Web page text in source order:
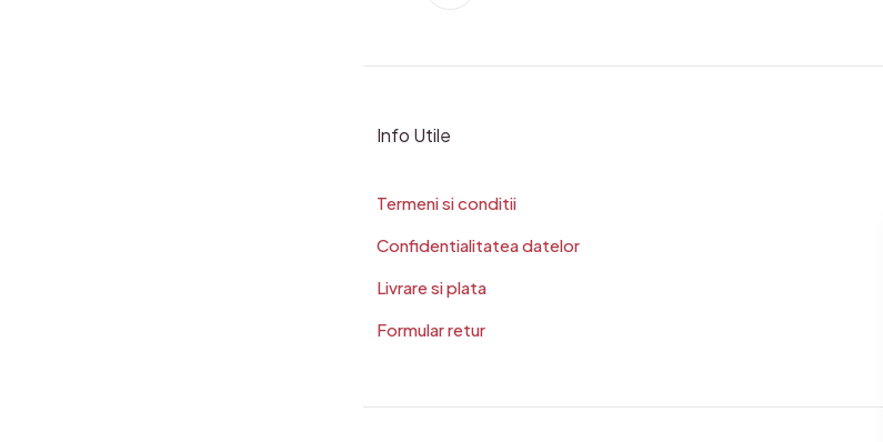
Info Utile
Termeni si conditii
Confidentialitatea datelor
Livrare si plata
Formular retur